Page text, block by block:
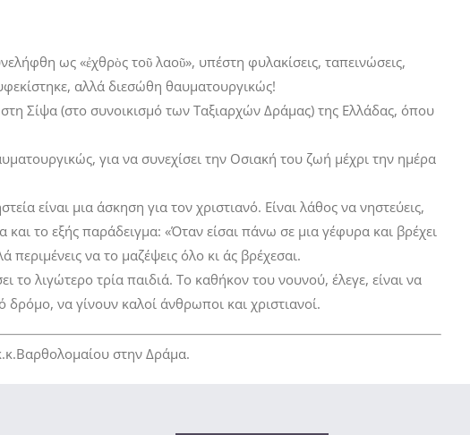
ως «ἐχθρὸς τοῦ λαοῦ», υπέστη φυλακίσεις, ταπεινώσεις,
αλλά διεσώθη θαυματουργικώς!
Σίψα (στο συνοικισμό των Ταξιαρχών Δράμας) της Ελλάδας, όπου
για να συνεχίσει την Οσιακή του ζωή μέχρι την ημέρα
είναι μια άσκηση για τον χριστιανό. Είναι λάθος να νηστεύεις,
το εξής παράδειγμα: «Όταν είσαι πάνω σε μια γέφυρα και βρέχει
περιμένεις να το μαζέψεις όλο κι άς βρέχεσαι.
το λιγώτερο τρία παιδιά. Το καθήκον του νουνού, έλεγε, είναι να
να γίνουν καλοί άνθρωποι και χριστιανοί.
στην Δράμα.